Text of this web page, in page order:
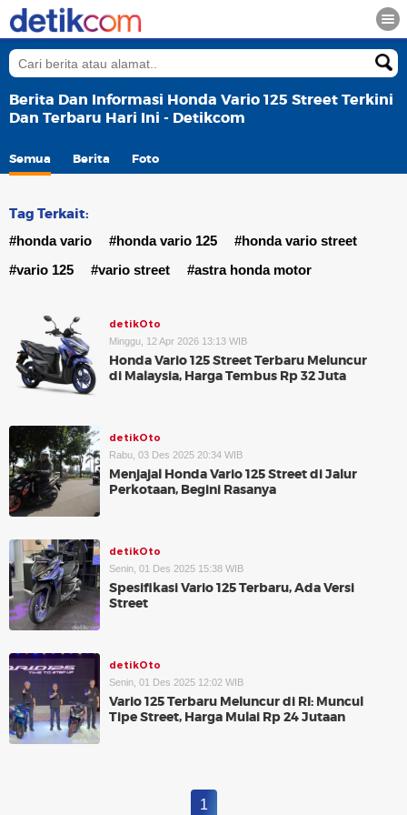
Berita Dan Informasi Honda Vario 125 Street Terkini
Dan Terbaru Hari Ini - Detikcom
Semua Berita Foto
Tag Terkait:
#honda vario #honda vario 125
#honda vario street
#vario 125
#vario street #astra honda motor
detikOto
Minggu, 12 Apr 2026 13:13 WIB
Honda Vario 125 Street Terbaru Meluncur
di Malaysia, Harga Tembus Rp 32 Juta
detikOto
Rabu, 03 Des 2025 20:34 WIB
Menjajal Honda Vario 125 Street di Jalur
Perkotaan, Begini Rasanya
detikOto
Senin, 01 Des 2025 15:38 WIB
Spesifikasi Vario 125 Terbaru, Ada Versi
Street
detikOto
Senin, 01 Des 2025 12:02 WIB
Vario 125 Terbaru Meluncur di RI: Muncul
Tipe Street, Harga Mulai Rp 24 Jutaan
1